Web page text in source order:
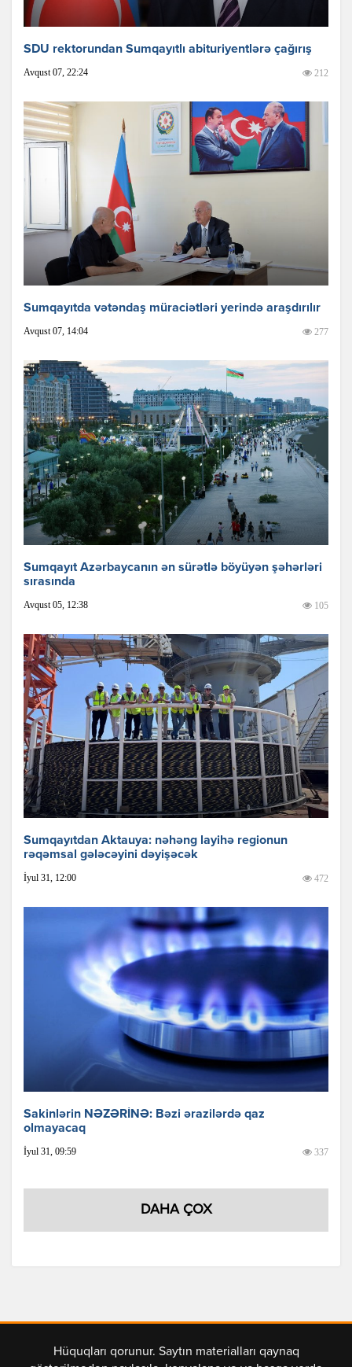
SDU rektorundan Sumqayıtlı abituriyentlərə çağırış
Avqust 07, 22:24 212
Sumqayıtda vətəndaş müraciətləri yerində araşdırılır
Avqust 07, 14:04 277
Sumqayıt Azərbaycanın ən sürətlə böyüyən şəhərləri
sırasında
Avqust 05, 12:38 105
Sumqayıtdan Aktauya: nəhəng layihə regionun
rəqəmsal gələcəyini dəyişəcək
İyul 31, 12:00 472
Sakinlərin NƏZƏRİNƏ: Bəzi ərazilərdə qaz
olmayacaq
İyul 31, 09:59 337
DAHA ÇOX
Hüquqları qorunur. Saytın materialları qaynaq